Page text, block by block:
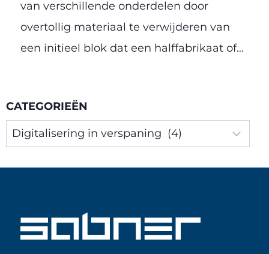
van verschillende onderdelen door
overtollig materiaal te verwijderen van
een initieel blok dat een halffabrikaat of…
CATEGORIEËN
Categorieën